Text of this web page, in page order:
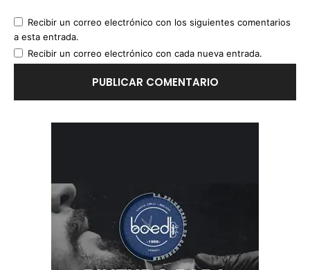
Recibir un correo electrónico con los siguientes comentarios
a esta entrada.
Recibir un correo electrónico con cada nueva entrada.